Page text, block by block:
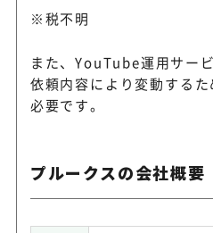
※税不明
また、YouTube運用サー
依頼内容により変動する
必要です。
プルークスの会社概要